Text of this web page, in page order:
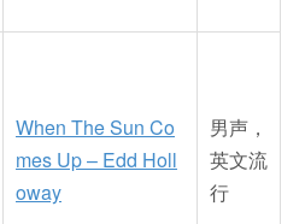
When The Sun Co
mes Up – Edd Holl
oway
男声，
英文流
行